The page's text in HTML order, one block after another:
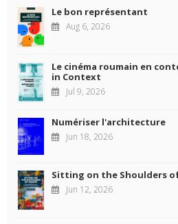
Le bon représentant
Aug 6, 2026
Le cinéma roumain en
in Context
Jul 9, 2026
Numériser l'architecture
Jun 18, 2026
Sitting on the Shoulders
Jun 12, 2026